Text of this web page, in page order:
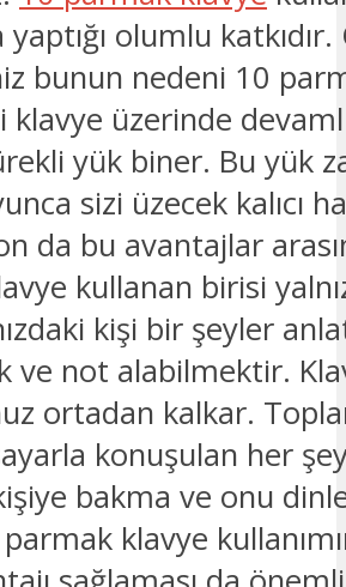
yaptığı olumlu
bunun nedeni 10
klavye üzerinde
yük biner. Bu yük
sizi üzecek kalıcı
da bu avantajlar
kullanan birisi
kişi bir şeyler
ve not alabilmektir.
ortadan kalkar.
konuşulan her
bakma ve onu
klavye